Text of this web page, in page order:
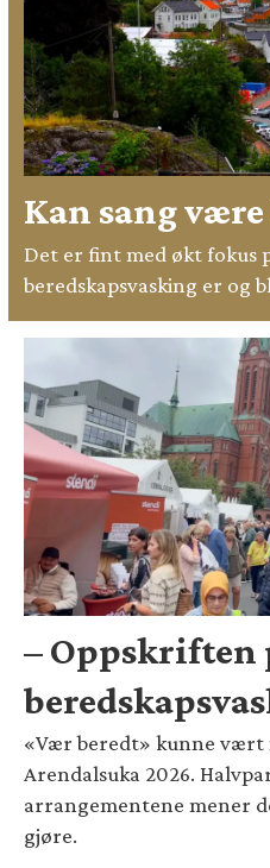
Kan sang
Det er fint med økt fokus
beredskapsvasking er og
– Oppskriften
«Vær beredt» kunne
Arendalsuka 2026.
arrangementene mener
gjøre.